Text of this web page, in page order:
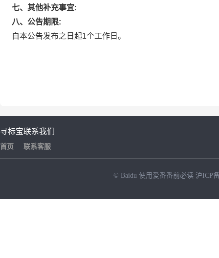
七、其他补充事宜:
八、公告期限:
自本公告发布之日起1个工作日。
寻标宝
首页
联系我们
联系客服
© Baidu 使用爱番番前必读 沪ICP